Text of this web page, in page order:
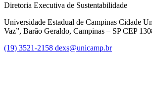
Diretoria Executiva de Sustentabilidade
Universidade Estadual de Campinas Cidade
Vaz”, Barão Geraldo, Campinas – SP CEP
(19) 3521-2158 dexs@unicamp.br